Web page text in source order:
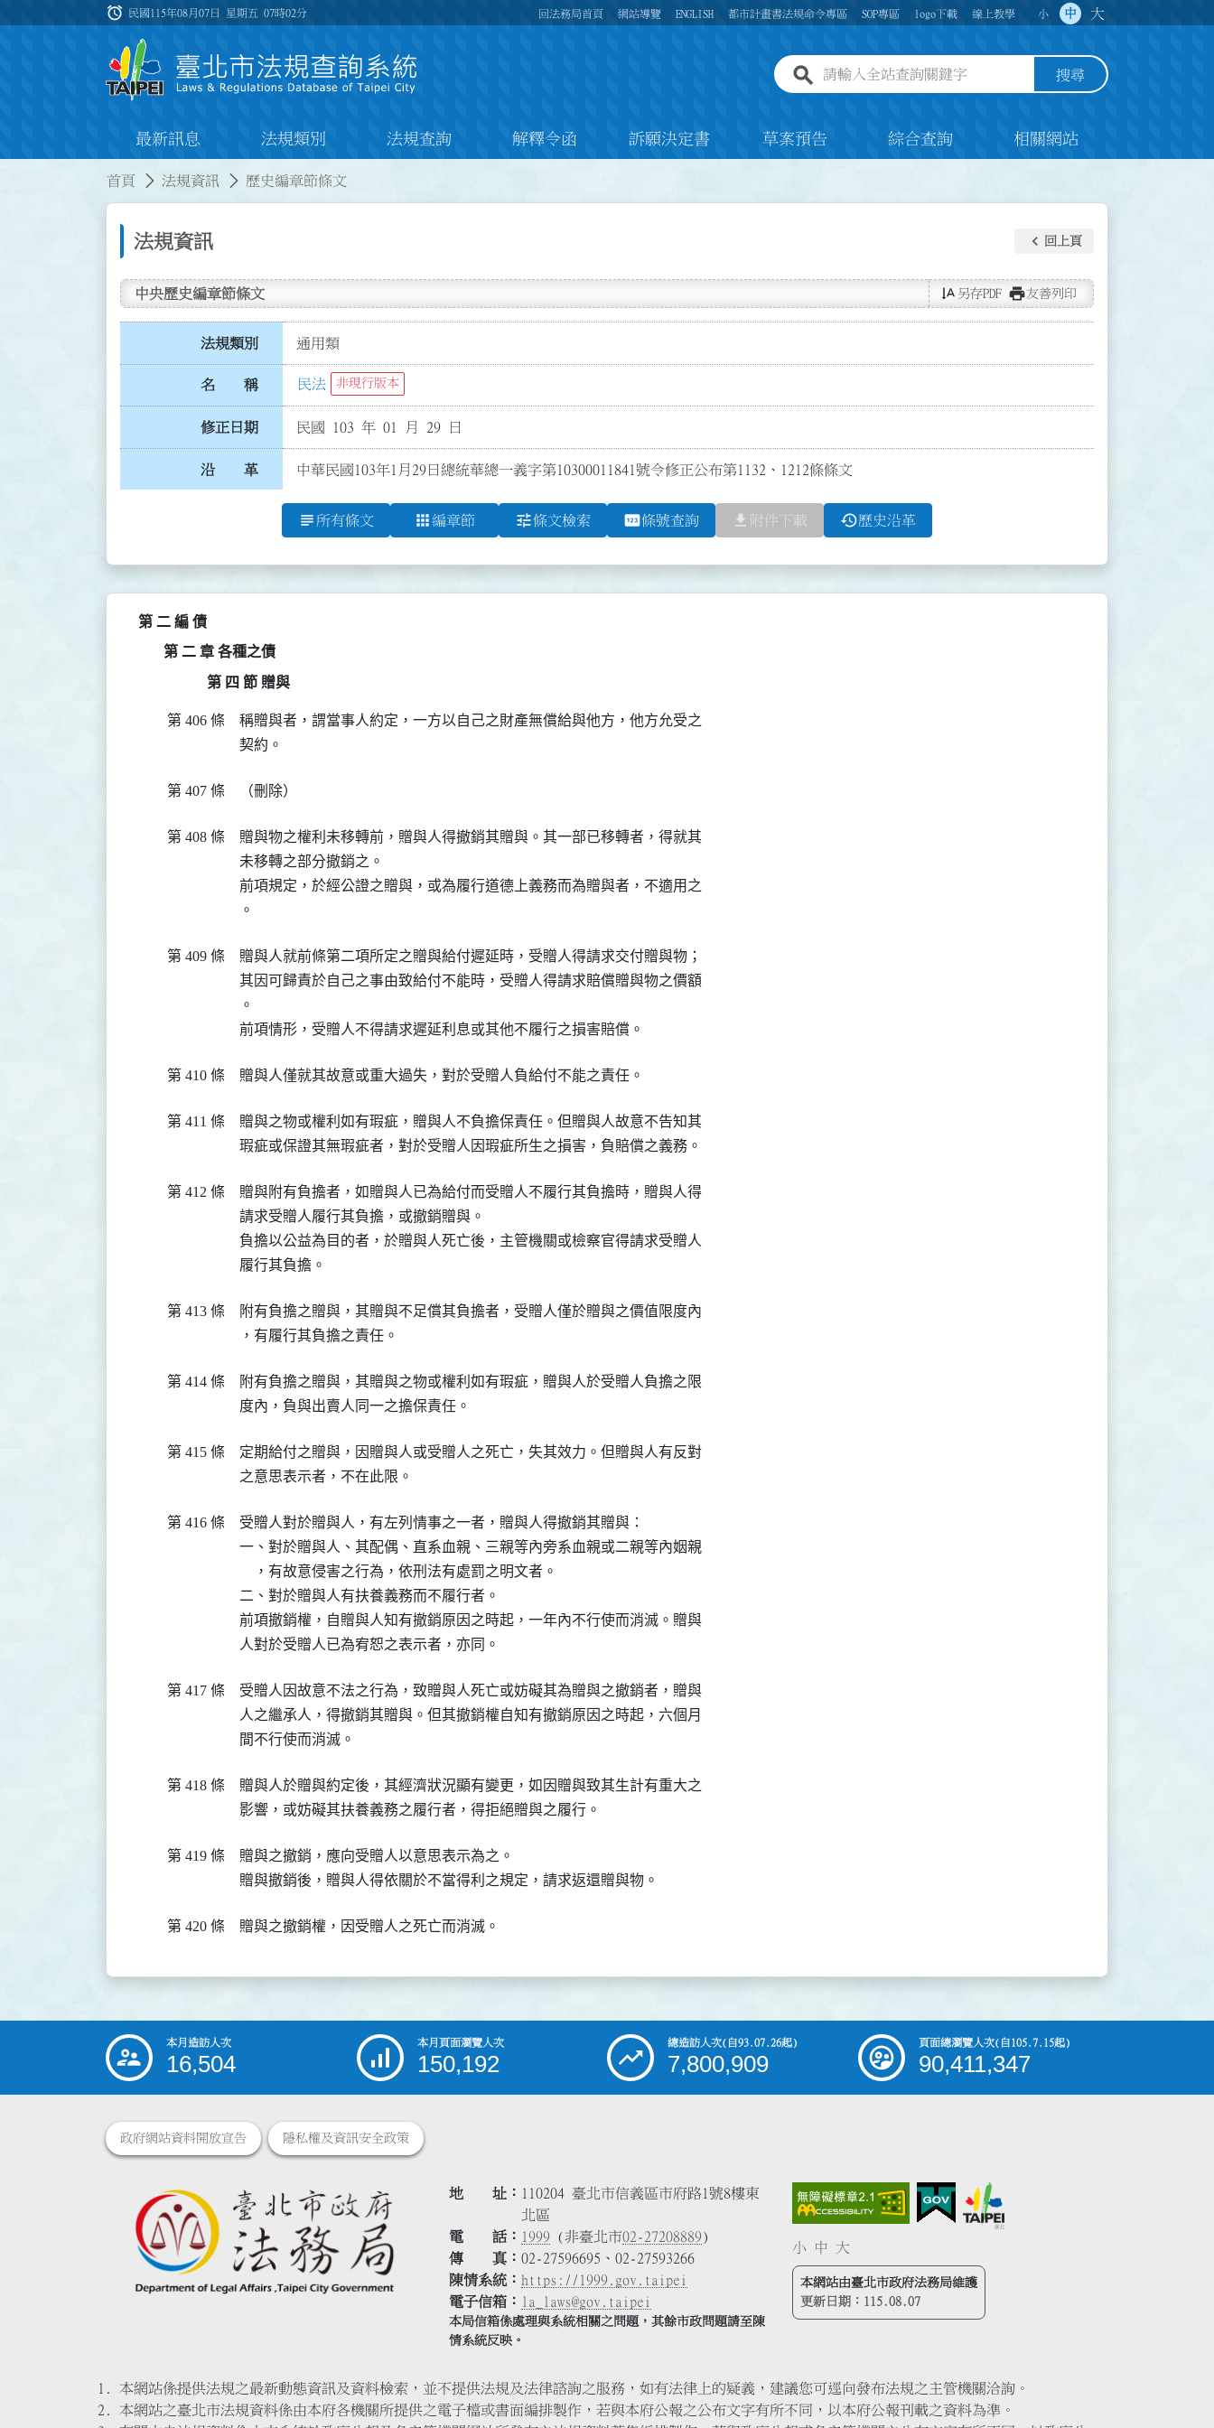
:::
alarm 民國115年08月07日 星期五07時02分 回法務局首頁 網站導覽 ENGLISH 都市計畫書法規命令專區 SOP專區 logo下載 線上教學 小 中 大
全站查詢關鍵字欄位 搜尋
最新訊息 法規類別 法規查詢 解釋令函 訴願決定書 草案預告 綜合查詢 相關網站
首頁 法規資訊 歷史編章節條文
法規資訊 keyboard_arrow_left 回上頁
中央歷史編章節條文 text_rotate_vertical 另存PDF print友善列印
法規類別 通用類
名 稱 民法 非現行版本
修正日期 民國 103 年 01 月 29 日
沿 革 中華民國103年1月29日總統華總一義字第10300011841號令修正公布第1132、1212條條文
subject 所有條文 apps 編章節 tune條文檢索 pin條號查詢 file_download 附件下載 history歷史沿革
第 二 編 債
第 二 章 各種之債
第 四 節 贈與
第 406 條
稱贈與者，謂當事人約定，一方以自己之財產無償給與他方，他方允受之
契約。
第 407 條 （刪除）
第 408 條
贈與物之權利未移轉前，贈與人得撤銷其贈與。其一部已移轉者，得就其
未移轉之部分撤銷之。
前項規定，於經公證之贈與，或為履行道德上義務而為贈與者，不適用之
。
第 409 條
贈與人就前條第二項所定之贈與給付遲延時，受贈人得請求交付贈與物；
其因可歸責於自己之事由致給付不能時，受贈人得請求賠償贈與物之價額
。
前項情形，受贈人不得請求遲延利息或其他不履行之損害賠償。
第 410 條 贈與人僅就其故意或重大過失，對於受贈人負給付不能之責任。
第 411 條
贈與之物或權利如有瑕疵，贈與人不負擔保責任。但贈與人故意不告知其
瑕疵或保證其無瑕疵者，對於受贈人因瑕疵所生之損害，負賠償之義務。
第 412 條
贈與附有負擔者，如贈與人已為給付而受贈人不履行其負擔時，贈與人得
請求受贈人履行其負擔，或撤銷贈與。
負擔以公益為目的者，於贈與人死亡後，主管機關或檢察官得請求受贈人
履行其負擔。
第 413 條
附有負擔之贈與，其贈與不足償其負擔者，受贈人僅於贈與之價值限度內
，有履行其負擔之責任。
第 414 條
附有負擔之贈與，其贈與之物或權利如有瑕疵，贈與人於受贈人負擔之限
度內，負與出賣人同一之擔保責任。
第 415 條
定期給付之贈與，因贈與人或受贈人之死亡，失其效力。但贈與人有反對
之意思表示者，不在此限。
第 416 條
受贈人對於贈與人，有左列情事之一者，贈與人得撤銷其贈與：
一、對於贈與人、其配偶、直系血親、三親等內旁系血親或二親等內姻親
    ，有故意侵害之行為，依刑法有處罰之明文者。
二、對於贈與人有扶養義務而不履行者。
前項撤銷權，自贈與人知有撤銷原因之時起，一年內不行使而消滅。贈與
人對於受贈人已為宥恕之表示者，亦同。
第 417 條
受贈人因故意不法之行為，致贈與人死亡或妨礙其為贈與之撤銷者，贈與
人之繼承人，得撤銷其贈與。但其撤銷權自知有撤銷原因之時起，六個月
間不行使而消滅。
第 418 條
贈與人於贈與約定後，其經濟狀況顯有變更，如因贈與致其生計有重大之
影響，或妨礙其扶養義務之履行者，得拒絕贈與之履行。
第 419 條
贈與之撤銷，應向受贈人以意思表示為之。
贈與撤銷後，贈與人得依關於不當得利之規定，請求返還贈與物。
第 420 條 贈與之撤銷權，因受贈人之死亡而消滅。
::: 本月造訪人次
16,504
本月頁面瀏覽人次
150,192
總造訪人次(自93.07.26起)
7,800,909
頁面總瀏覽人次(自105.7.15起)
90,411,347
政府網站資料開放宣告 隱私權及資訊安全政策
地 址
110204 臺北市信義區市府路1號8樓東
北區
電 話
1999 (非臺北市02-27208889)
傳 真
02-27596695、02-27593266
陳情系統
https://1999.gov.taipei
電子信箱
la_laws@gov.taipei
本局信箱係處理與系統相關之問題，其餘市政問題請至陳
情系統反映。
小 中 大
本網站由臺北市政府法務局維護
更新日期： 115.08.07
本網站係提供法規之最新動態資訊及資料檢索，並不提供法規及法律諮詢之服務，如有法律上的疑義，建議您可逕向發布法規之主管機關洽詢。
本網站之臺北市法規資料係由本府各機關所提供之電子檔或書面編排製作，若與本府公報之公布文字有所不同，以本府公報刊載之資料為準。